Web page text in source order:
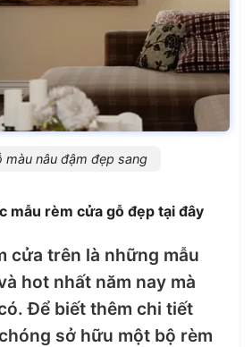
màu nâu đậm đẹp sang
mẫu rèm cửa gỗ đẹp tại đây
cửa trên là những mẫu
hot nhất năm nay mà
Để biết thêm chi tiết
sở hữu một bộ rèm